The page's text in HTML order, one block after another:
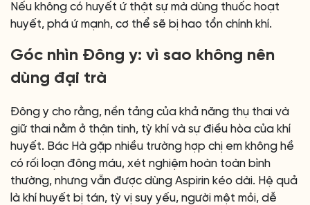
Nếu không có huyết ứ thật sự mà dùng thuốc hoạt
huyết, phá ứ mạnh, cơ thể sẽ bị hao tổn chính khí.
Góc nhìn Đông y: vì sao không nên
dùng đại trà
Đông y cho rằng, nền tảng của khả năng thụ thai và
giữ thai nằm ở thận tinh, tỳ khí và sự điều hòa của khí
huyết. Bác Hà gặp nhiều trường hợp chị em không hề
có rối loạn đông máu, xét nghiệm hoàn toàn bình
thường, nhưng vẫn được dùng Aspirin kéo dài. Hệ quả
là khí huyết bị tán, tỳ vị suy yếu, người mệt mỏi, dễ